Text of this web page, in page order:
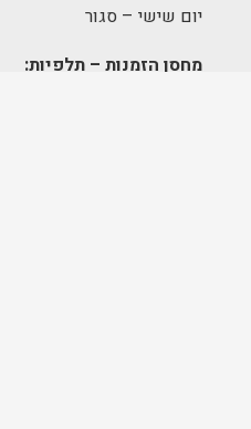
יום שישי – סגור
מחסן הזמנות – תלפיות: